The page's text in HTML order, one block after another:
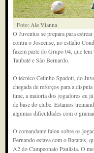
Foto: Ale Vianna
O Juventus se prepara para
contra o Joseense, no estádio
fazem parte do Grupo 04, que
Taubaté e São Bernardo.
O técnico Celinho Spadoti, do
chegada de reforços para a
time, a maioria dos jogadores eu
de base do clube. Estamos
algumas dificuldades com o
O comandante falou sobre os
Fernando estava com o Batatais,
A2 do Campeonato Paulista. O